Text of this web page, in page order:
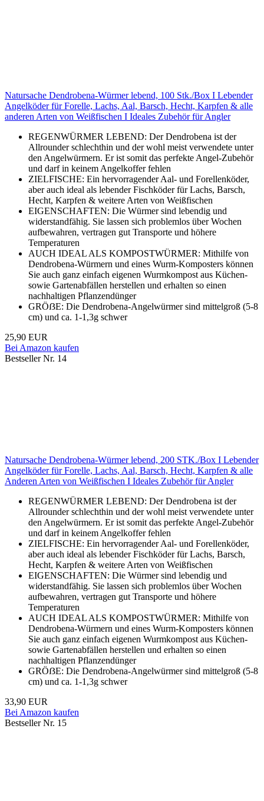
Natursache Dendrobena-Würmer lebend, 100 Stk./Box I Lebender
Angelköder für Forelle, Lachs, Aal, Barsch, Hecht, Karpfen & alle
anderen Arten von Weißfischen I Ideales Zubehör für Angler
REGENWÜRMER LEBEND: Der Dendrobena ist der
Allrounder schlechthin und der wohl meist verwendete unter
den Angelwürmern. Er ist somit das perfekte Angel-Zubehör
und darf in keinem Angelkoffer fehlen
ZIELFISCHE: Ein hervorragender Aal- und Forellenköder,
aber auch ideal als lebender Fischköder für Lachs, Barsch,
Hecht, Karpfen & weitere Arten von Weißfischen
EIGENSCHAFTEN: Die Würmer sind lebendig und
widerstandfähig. Sie lassen sich problemlos über Wochen
aufbewahren, vertragen gut Transporte und höhere
Temperaturen
AUCH IDEAL ALS KOMPOSTWÜRMER: Mithilfe von
Dendrobena-Würmern und eines Wurm-Komposters können
Sie auch ganz einfach eigenen Wurmkompost aus Küchen-
sowie Gartenabfällen herstellen und erhalten so einen
nachhaltigen Pflanzendünger
GRÖẞE: Die Dendrobena-Angelwürmer sind mittelgroß (5-8
cm) und ca. 1-1,3g schwer
25,90 EUR
Bei Amazon kaufen
Bestseller Nr. 14
Natursache Dendrobena-Würmer lebend, 200 STK./Box I Lebender
Angelköder für Forelle, Lachs, Aal, Barsch, Hecht, Karpfen & alle
Anderen Arten von Weißfischen I Ideales Zubehör für Angler
REGENWÜRMER LEBEND: Der Dendrobena ist der
Allrounder schlechthin und der wohl meist verwendete unter
den Angelwürmern. Er ist somit das perfekte Angel-Zubehör
und darf in keinem Angelkoffer fehlen
ZIELFISCHE: Ein hervorragender Aal- und Forellenköder,
aber auch ideal als lebender Fischköder für Lachs, Barsch,
Hecht, Karpfen & weitere Arten von Weißfischen
EIGENSCHAFTEN: Die Würmer sind lebendig und
widerstandfähig. Sie lassen sich problemlos über Wochen
aufbewahren, vertragen gut Transporte und höhere
Temperaturen
AUCH IDEAL ALS KOMPOSTWÜRMER: Mithilfe von
Dendrobena-Würmern und eines Wurm-Komposters können
Sie auch ganz einfach eigenen Wurmkompost aus Küchen-
sowie Gartenabfällen herstellen und erhalten so einen
nachhaltigen Pflanzendünger
GRÖẞE: Die Dendrobena-Angelwürmer sind mittelgroß (5-8
cm) und ca. 1-1,3g schwer
33,90 EUR
Bei Amazon kaufen
Bestseller Nr. 15